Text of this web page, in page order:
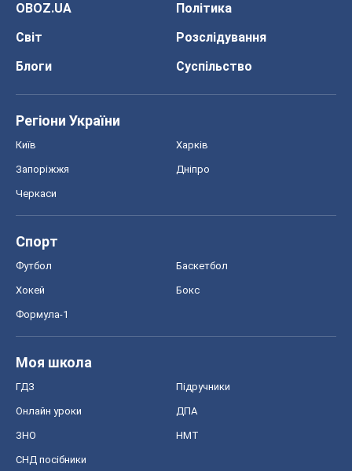
OBOZ.UA
Політика
Світ
Розслідування
Блоги
Суспільство
Регіони України
Київ Харків
Запоріжжя Дніпро
Черкаси
Спорт
Футбол Баскетбол
Хокей Бокс
Формула-1
Моя школа
ГДЗ Підручники
Онлайн уроки ДПА
ЗНО НМТ
СНД посібники